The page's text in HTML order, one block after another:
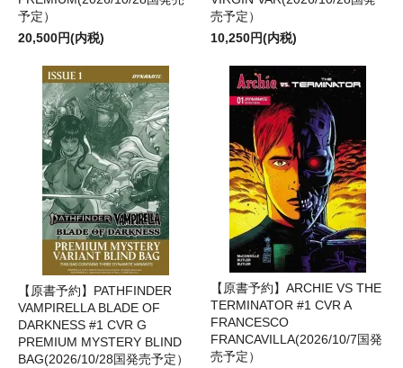
予定）
20,500円(内税)
売予定）
10,250円(内税)
【原書予約】PATHFINDER
VAMPIRELLA BLADE OF
DARKNESS #1 CVR G
PREMIUM MYSTERY BLIND
BAG(2026/10/28国発売予定）
【原書予約】ARCHIE VS THE
TERMINATOR #1 CVR A
FRANCESCO
FRANCAVILLA(2026/10/7国発
売予定）